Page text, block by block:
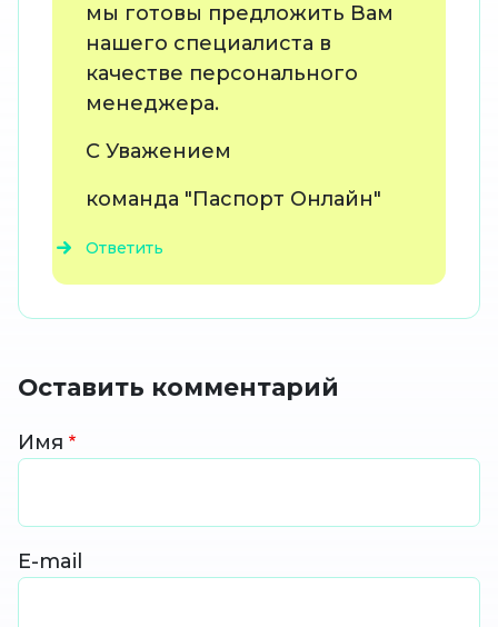
мы готовы предложить Вам
нашего специалиста в
качестве персонального
менеджера.
С Уважением
команда "Паспорт Онлайн"
Ответить
Оставить комментарий
Имя
E-mail